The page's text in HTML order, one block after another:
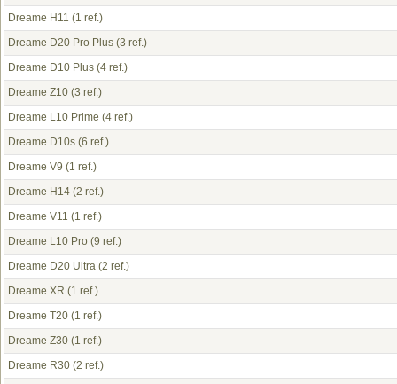
Dreame H11 (1 ref.)
Dreame D20 Pro Plus (3 ref.)
Dreame D10 Plus (4 ref.)
Dreame Z10 (3 ref.)
Dreame L10 Prime (4 ref.)
Dreame D10s (6 ref.)
Dreame V9 (1 ref.)
Dreame H14 (2 ref.)
Dreame V11 (1 ref.)
Dreame L10 Pro (9 ref.)
Dreame D20 Ultra (2 ref.)
Dreame XR (1 ref.)
Dreame T20 (1 ref.)
Dreame Z30 (1 ref.)
Dreame R30 (2 ref.)